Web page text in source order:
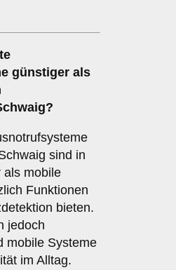
günstiger als
sind in
als mobile
Funktionen
bieten.
jedoch
mobile Systeme
im Alltag.